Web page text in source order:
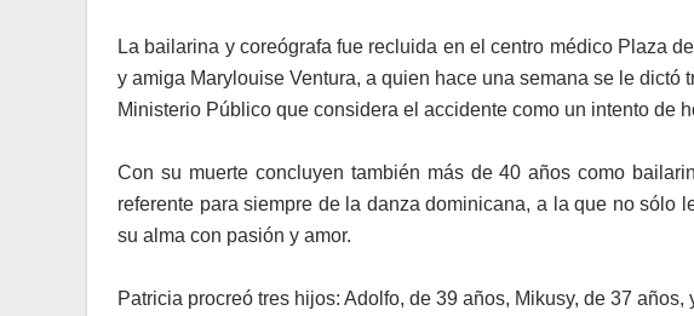
La bailarina y coreógrafa fue recluida en el centro médico Plaza
y amiga Marylouise Ventura, a quien hace una semana se le dictó
Ministerio Público que considera el accidente como un intento de
Con su muerte concluyen también más de 40 años como
referente para siempre de la danza dominicana, a la que no sólo
su alma con pasión y amor.
Patricia procreó tres hijos: Adolfo, de 39 años, Mikusy, de 37 años,